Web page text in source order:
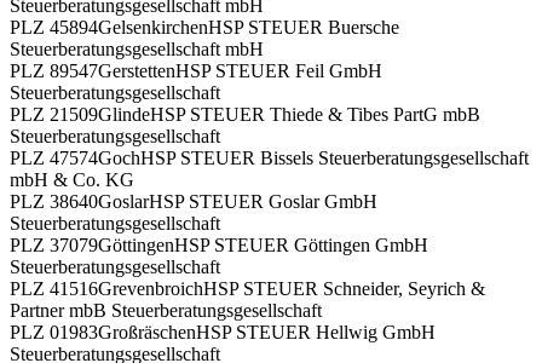
Steuerberatungsgesellschaft mbH
PLZ 45894GelsenkirchenHSP STEUER Buersche
Steuerberatungsgesellschaft mbH
PLZ 89547GerstettenHSP STEUER Feil GmbH
Steuerberatungsgesellschaft
PLZ 21509GlindeHSP STEUER Thiede & Tibes PartG mbB
Steuerberatungsgesellschaft
PLZ 47574GochHSP STEUER Bissels Steuerberatungsgesellschaft
mbH & Co. KG
PLZ 38640GoslarHSP STEUER Goslar GmbH
Steuerberatungsgesellschaft
PLZ 37079GöttingenHSP STEUER Göttingen GmbH
Steuerberatungsgesellschaft
PLZ 41516GrevenbroichHSP STEUER Schneider, Seyrich &
Partner mbB Steuerberatungsgesellschaft
PLZ 01983GroßräschenHSP STEUER Hellwig GmbH
Steuerberatungsgesellschaft